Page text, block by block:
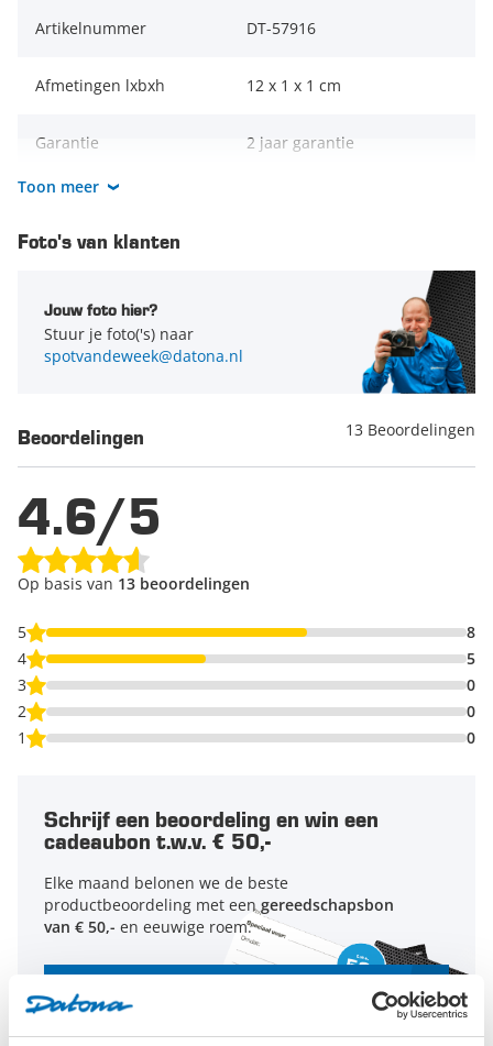
Artikelnummer DT-57916
Afmetingen lxbxh 12 x 1 x 1 cm
Garantie 2 jaar garantie
Merk
Toon meer
Foto's van klanten
Jouw foto hier?
Stuur je foto('s) naar
spotvandeweek@datona.nl
Beoordelingen 13 Beoordelingen
4.6/5
Op basis van 13 beoordelingen
5
8
4
5
3
0
2
0
1
0
Schrijf een beoordeling en win een
cadeaubon t.w.v. € 50,-
Elke maand belonen we de beste
productbeoordeling met een gereedschapsbon
van € 50,- en eeuwige roem.
Schrijf een beoordeling